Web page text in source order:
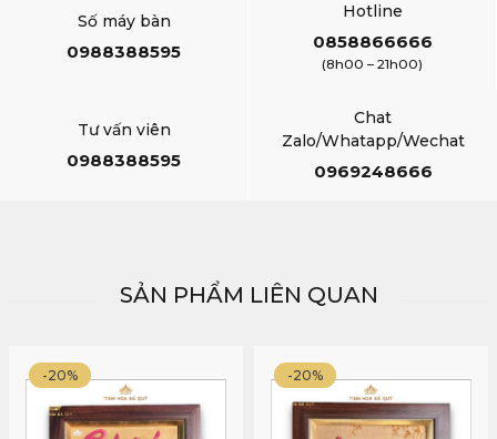
Số máy bàn
0988388595
Hotline
0858866666
(8h00 – 21h00)
Tư vấn viên
0988388595
Chat
Zalo/Whatapp/Wechat
0969248666
SẢN PHẨM LIÊN QUAN
-20% -20%